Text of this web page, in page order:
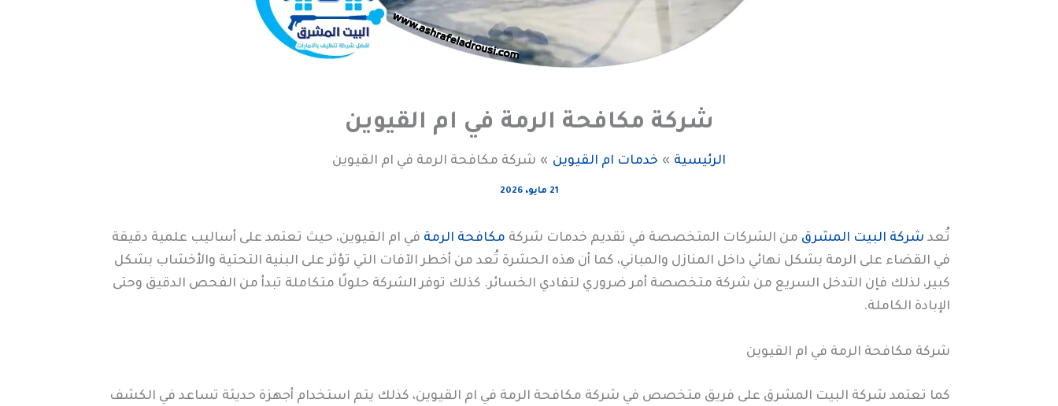
شركة مكافحة الرمة في ام القيوين
الرئيسية خدمات ام القيوين شركة مكافحة الرمة في ام القيوين
21 مايو، 2026
تُعد شركة البيت المشرق من الشركات المتخصصة في تقديم خدمات شركة مكافحة الرمة في ام القيوين، حيث تعتمد على أساليب علمية دقيقة
في القضاء على الرمة بشكل نهائي داخل المنازل والمباني، كما أن هذه الحشرة تُعد من أخطر الآفات التي تؤثر على البنية التحتية والأخشاب بشكل
كبير، لذلك فإن التدخل السريع من شركة متخصصة أمر ضروري لتفادي الخسائر. كذلك توفر الشركة حلولًا متكاملة تبدأ من الفحص الدقيق وحتى
الإبادة الكاملة.
شركة مكافحة الرمة في ام القيوين
كما تعتمد شركة البيت المشرق على فريق متخصص في شركة مكافحة الرمة في ام القيوين، كذلك يتم استخدام أجهزة حديثة تساعد في الكشف